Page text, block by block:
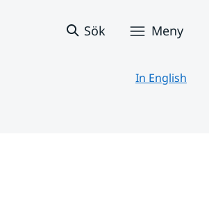
Sök Meny
In English